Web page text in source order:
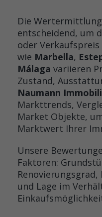
Die
entscheidend, um
oder
wie Marbella,
Málaga variieren
Zustand,
Naumann
Markttrends,
Market Objekte,
Marktwert Ihrer
Unsere
Faktoren:
und Lage im